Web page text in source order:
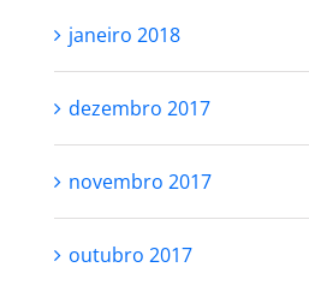
janeiro 2018
dezembro 2017
novembro 2017
outubro 2017